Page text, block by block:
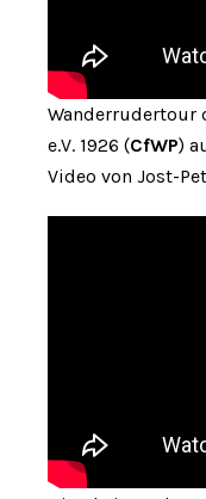
Wanderrudertour
e.V. 1926 (CfWP)
Video von Jost-